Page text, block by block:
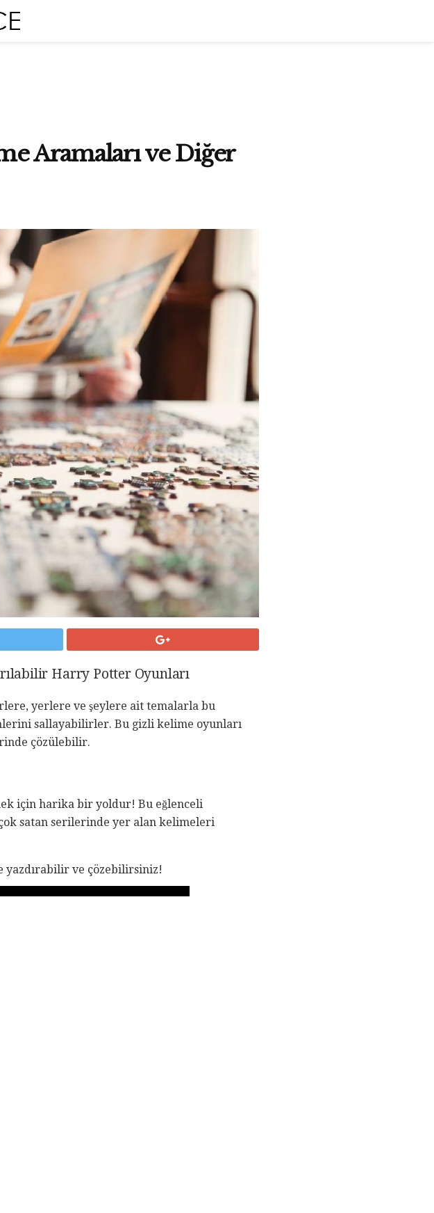
Aramaları ve Diğer
Harry Potter Oyunları
yerlere ve şeylere ait temalarla bu
sallayabilirler. Bu gizli kelime oyunları
çözülebilir.
için harika bir yoldur! Bu eğlenceli
satan serilerinde yer alan kelimeleri
yazdırabilir ve çözebilirsiniz!